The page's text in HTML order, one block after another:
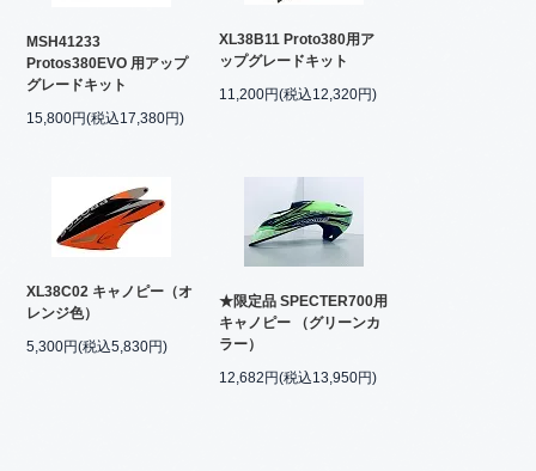
MSH41233
Protos380EVO 用アップ
グレードキット
15,800円(税込17,380円)
XL38B11 Proto380用ア
ップグレードキット
11,200円(税込12,320円)
XL38C02 キャノピー（オ
レンジ色）
5,300円(税込5,830円)
★限定品 SPECTER700用
キャノピー （グリーンカ
ラー）
12,682円(税込13,950円)